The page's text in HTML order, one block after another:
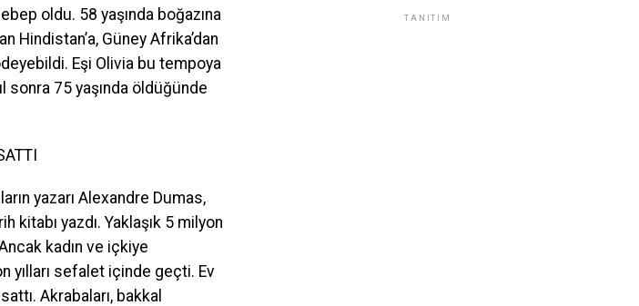
oldu. 58 yaşında boğazına
Hindistan’a, Güney Afrika’dan
Eşi Olivia bu tempoya
sonra 75 yaşında öldüğünde
yazarı Alexandre Dumas,
kitabı yazdı. Yaklaşık 5 milyon
kadın ve içkiye
yılları sefalet içinde geçti. Ev
Akrabaları, bakkal
TANITIM